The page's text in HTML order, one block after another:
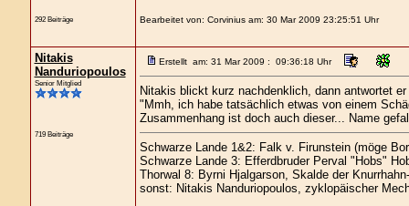
292 Beiträge Bearbeitet von: Corvinius am: 30 Mar 2009 23:25:51 Uhr
Nitakis
Nanduriopoulos
Senior Mitglied
719 Beiträge
Erstellt am: 31 Mar 2009 : 09:36:18 Uhr
Nitakis blickt kurz nachdenklich, dann antwortet
"Mmh, ich habe tatsächlich etwas von einem
Zusammenhang ist doch auch dieser... Name
Schwarze Lande 1&2: Falk v. Firunstein (möge
Schwarze Lande 3: Efferdbruder Perval "Hobs"
Thorwal 8: Byrni Hjalgarson, Skalde der
sonst: Nitakis Nanduriopoulos, zyklopäischer